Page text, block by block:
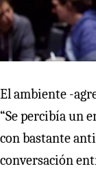
El ambiente -
“Se percibía un
con bastante
conversación